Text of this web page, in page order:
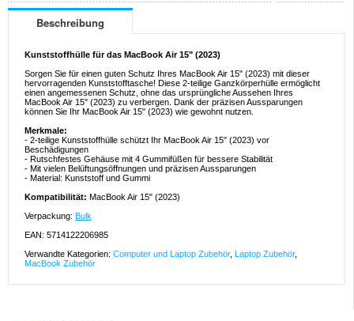
Beschreibung
Kunststoffhülle für das MacBook Air 15" (2023)
Sorgen Sie für einen guten Schutz Ihres MacBook Air 15" (2023) mit dieser
hervorragenden Kunststofftasche! Diese 2-teilige Ganzkörperhülle ermöglicht
einen angemessenen Schutz, ohne das ursprüngliche Aussehen Ihres
MacBook Air 15" (2023) zu verbergen. Dank der präzisen Aussparungen
können Sie Ihr MacBook Air 15" (2023) wie gewohnt nutzen.
Merkmale:
- 2-teilige Kunststoffhülle schützt Ihr MacBook Air 15" (2023) vor
Beschädigungen
- Rutschfestes Gehäuse mit 4 Gummifüßen für bessere Stabilität
- Mit vielen Belüftungsöffnungen und präzisen Aussparungen
- Material: Kunststoff und Gummi
Kompatibilität: MacBook Air 15" (2023)
Verpackung: Bulk
EAN: 5714122206985
Verwandte Kategorien: Computer und Laptop Zubehör, Laptop Zubehör,
MacBook Zubehör